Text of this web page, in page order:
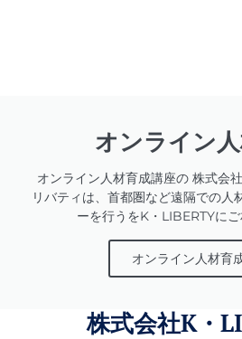
オンライン
オンライン人材育成講座の 株式会
リバティは、首都圏など遠隔での人
ーを行うをK・LIBERTYにご
オンライン人材育
株式会社K・